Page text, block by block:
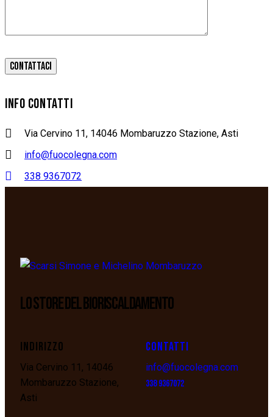
INFO CONTATTI
Via Cervino 11, 14046 Mombaruzzo Stazione, Asti
info@fuocolegna.com
338 9367072
LO STORE DEL BIORISCALDAMENTO
INDIRIZZO
Via Cervino 11, 14046
Mombaruzzo Stazione,
Asti
CONTATTI
info@fuocolegna.com
338 9367072